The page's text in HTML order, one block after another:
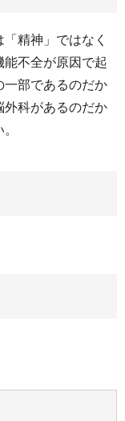
精神」ではなく
能不全が原因で起
一部であるのだか
外科があるのだか